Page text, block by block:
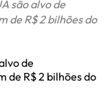
são alvo de
de R$ 2 bilhões do
de
de R$ 2 bilhões do